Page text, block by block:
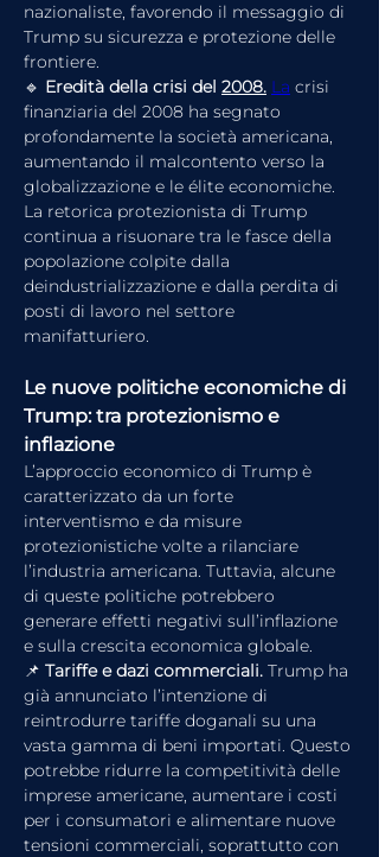
nazionaliste, favorendo il messaggio di
Trump su sicurezza e protezione delle
frontiere.
🔹 Eredità della crisi del 2008. La crisi
finanziaria del 2008 ha segnato
profondamente la società americana,
aumentando il malcontento verso la
globalizzazione e le élite economiche.
La retorica protezionista di Trump
continua a risuonare tra le fasce della
popolazione colpite dalla
deindustrializzazione e dalla perdita di
posti di lavoro nel settore
manifatturiero.
Le nuove politiche economiche di
Trump: tra protezionismo e
inflazione
L’approccio economico di Trump è
caratterizzato da un forte
interventismo e da misure
protezionistiche volte a rilanciare
l’industria americana. Tuttavia, alcune
di queste politiche potrebbero
generare effetti negativi sull’inflazione
e sulla crescita economica globale.
📌 Tariffe e dazi commerciali. Trump ha
già annunciato l’intenzione di
reintrodurre tariffe doganali su una
vasta gamma di beni importati. Questo
potrebbe ridurre la competitività delle
imprese americane, aumentare i costi
per i consumatori e alimentare nuove
tensioni commerciali, soprattutto con